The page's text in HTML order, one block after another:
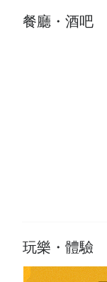
餐廳・酒吧
玩樂・體驗